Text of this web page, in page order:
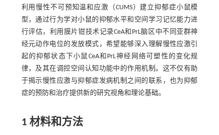
利用慢性不可预知温和应激（CUMS）建立抑郁症小鼠模
型，通过行为学对小鼠的抑郁水平和空间学习记忆能力进
行评估，利用膜片钳技术记录CeA和PrL脑区中不同亚群神
经元动作电位的发放模式，希望能够深入理解慢性应激引
起的抑郁状态下小鼠CeA和PrL神经网络可塑性的变化规
律，及其在调控空间认知功能中的作用机制。这不仅有助
于揭示慢性应激与抑郁症发病机制之间的联系，也为抑郁
症的预防和治疗提供新的研究视角和理论基础。
1 材料和方法